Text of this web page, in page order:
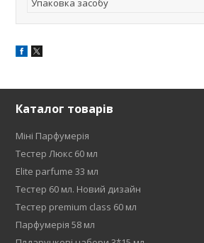
Упаковка засобу
Каталог товарів
Міні Парфумерія
Тестер Люкс 60 мл
Elite parfume 33 мл
Тестер 60 мл. Новий дизайн
Тестер premium class 60 мл
Парфумерія 58 мл